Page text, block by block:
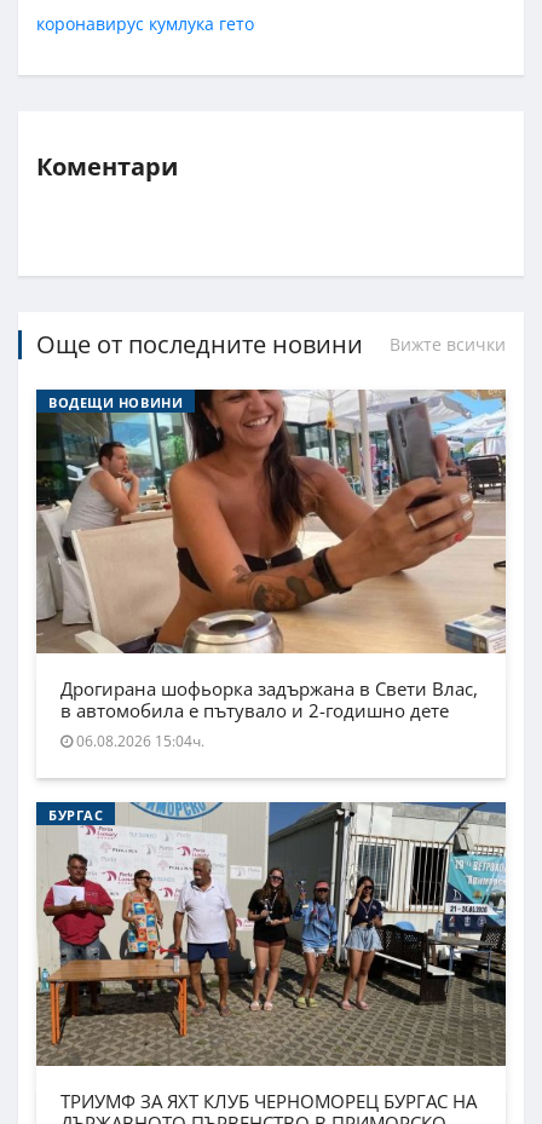
коронавирус кумлука гето
Коментари
Още от последните новини Вижте всички
ВОДЕЩИ НОВИНИ
Дрогирана шофьорка задържана в Свети Влас,
в автомобила е пътувало и 2-годишно дете
06.08.2026 15:04ч.
БУРГАС
ТРИУМФ ЗА ЯХТ КЛУБ ЧЕРНОМОРЕЦ БУРГАС НА